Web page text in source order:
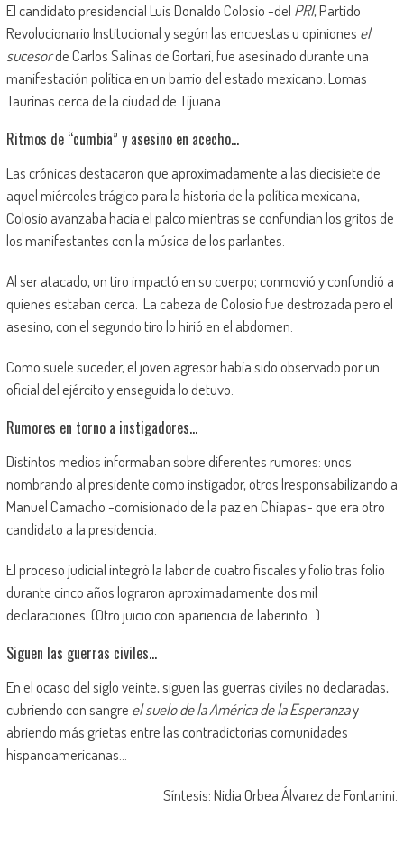
El candidato presidencial Luis Donaldo Colosio -del PRI, Partido
Revolucionario Institucional y según las encuestas u opiniones el
sucesorde Carlos Salinas de Gortari, fue asesinado durante una
manifestación política en un barrio del estado mexicano: Lomas
Taurinas cerca de la ciudad de Tijuana.
Ritmos de “cumbia” y asesino en acecho…
Las crónicas destacaron que aproximadamente a las diecisiete de
aquel miércoles trágico para la historia de la política mexicana,
Colosio avanzaba hacia el palco mientras se confundían los gritos de
los manifestantes con la música de los parlantes.
Al ser atacado, un tiro impactó en su cuerpo; conmovió y confundió a
quienes estaban cerca. La cabeza de Colosio fue destrozada pero el
asesino, con el segundo tiro lo hirió en el abdomen.
Como suele suceder, el joven agresor había sido observado por un
oficial del ejército y enseguida lo detuvo.
Rumores en torno a instigadores…
Distintos medios informaban sobre diferentes rumores: unos
nombrando al presidente como instigador, otros |responsabilizando a
Manuel Camacho -comisionado de la paz en Chiapas- que era otro
candidato a la presidencia.
El proceso judicial integró la labor de cuatro fiscales y folio tras folio
durante cinco años lograron aproximadamente dos mil
declaraciones. (Otro juicio con apariencia de laberinto…)
Siguen las guerras civiles…
En el ocaso del siglo veinte, siguen las guerras civiles no declaradas,
cubriendo con sangre el suelo de la América de la Esperanzay
abriendo más grietas entre las contradictorias comunidades
hispanoamericanas…
Síntesis: Nidia Orbea Álvarez de Fontanini.